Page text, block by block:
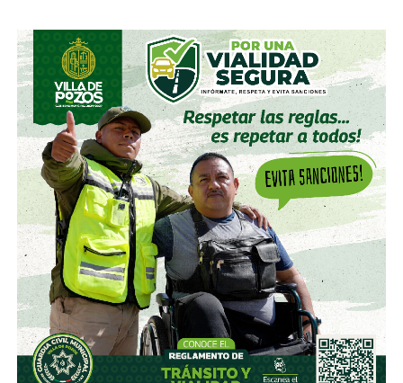
El pasado mes de junio, como parte de un aumento de
capital de alrededor de 7 mil millones de pesos aprobado
por los accionistas de Televisa, la empresa informó que l a
participación de Martínez podría llegar a 22.3% una
vez se conviertan las obligaciones que compró, lo
que lo convertiría en el mayor accionista individual de
la compañía.
Esa conversión todavía no ocurre: se proyecta para 2027.
Azcárraga ha reducido considerablemente sus acciones
de la compañía, aunque conserva (vía un fideicomiso
familiar y una clase especial de acciones) el control formal
del voto de la empresa, independientemente de cuánto
capital tenga cada quien. En resumidas cuentas, aunque
Emilio Azcárraga tiene el poder de decisión,el mismo
financiero que reparte el control de El Realito con los
dos hombres más poderosos de Televisa está, al